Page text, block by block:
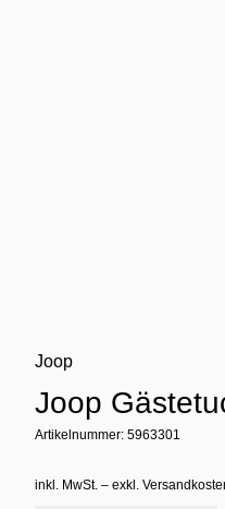
Joop
Joop
Artikelnummer: 5963301
inkl. MwSt. – exkl.